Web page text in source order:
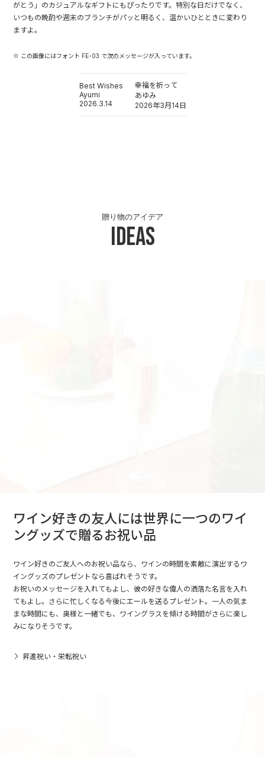
がとう」のカジュアルなギフトにもぴったりです。特別な日だけでなく、
いつもの晩酌や週末のブランチがパッと明るく、温かいひとときに変わり
ますよ。
※ この画像にはフォント FE-03 で次のメッセージが入っています。
Best Wishes
Ayumi
2026.3.14
幸福を祈って
あゆみ
2026年3月14日
Ideas
贈り物のアイデア
ワイン好きの友人には世界に一つのワイ
ングッズで贈るお祝い品
ワイン好きのご友人へのお祝い品なら、ワインの時間を素敵に演出するワ
イングッズのプレゼントなら喜ばれそうです。
お祝いのメッセージを入れてもよし、彼の好きな偉人の洒落た名言を入れ
てもよし。さらに忙しくなる今後にエールを送るプレゼント。一人の気ま
まな時間にも、奥様と一緒でも、ワイングラスを傾ける時間がさらに楽し
みになりそうです。
昇進祝い・栄転祝い